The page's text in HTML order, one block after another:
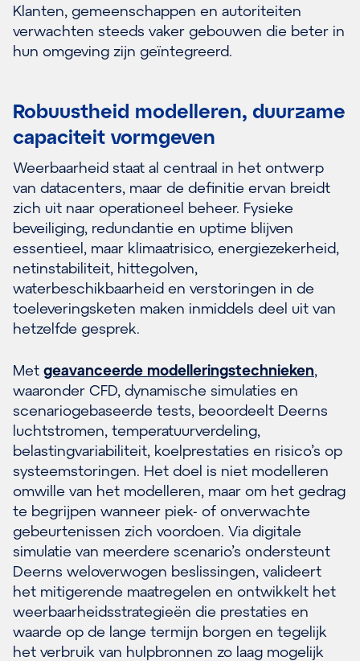
Klanten, gemeenschappen en autoriteiten
verwachten steeds vaker gebouwen die beter in
hun omgeving zijn geïntegreerd.
Robuustheid modelleren, duurzame
capaciteit vormgeven
Weerbaarheid staat al centraal in het ontwerp
van datacenters, maar de definitie ervan breidt
zich uit naar operationeel beheer. Fysieke
beveiliging, redundantie en uptime blijven
essentieel, maar klimaatrisico, energiezekerheid,
netinstabiliteit, hittegolven,
waterbeschikbaarheid en verstoringen in de
toeleveringsketen maken inmiddels deel uit van
hetzelfde gesprek.
Met geavanceerde modelleringstechnieken,
waaronder CFD, dynamische simulaties en
scenariogebaseerde tests, beoordeelt Deerns
luchtstromen, temperatuurverdeling,
belastingvariabiliteit, koelprestaties en risico’s op
systeemstoringen. Het doel is niet modelleren
omwille van het modelleren, maar om het gedrag
te begrijpen wanneer piek- of onverwachte
gebeurtenissen zich voordoen. Via digitale
simulatie van meerdere scenario’s ondersteunt
Deerns weloverwogen beslissingen, valideert
het mitigerende maatregelen en ontwikkelt het
weerbaarheidsstrategieën die prestaties en
waarde op de lange termijn borgen en tegelijk
het verbruik van hulpbronnen zo laag mogelijk